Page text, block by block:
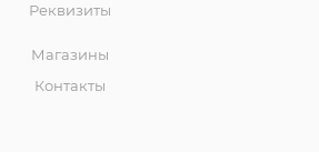
Реквизиты
Магазины
Контакты